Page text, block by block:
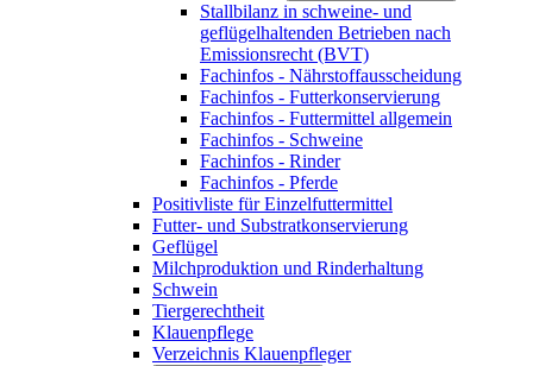
Stallbilanz in schweine- und
geflügelhaltenden Betrieben nach
Emissionsrecht (BVT)
Fachinfos - Nährstoffausscheidung
Fachinfos - Futterkonservierung
Fachinfos - Futtermittel allgemein
Fachinfos - Schweine
Fachinfos - Rinder
Fachinfos - Pferde
Positivliste für Einzelfuttermittel
Futter- und Substratkonservierung
Geflügel
Milchproduktion und Rinderhaltung
Schwein
Tiergerechtheit
Klauenpflege
Verzeichnis Klauenpfleger